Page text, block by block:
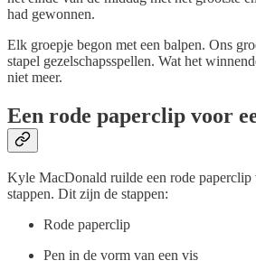
had gewonnen.
Elk groepje begon met een balpen. Ons
stapel gezelschapsspellen. Wat het
niet meer.
Een rode paperclip voor
Kyle MacDonald ruilde een rode paperclip
stappen. Dit zijn de stappen:
Rode paperclip
Pen in de vorm van een vis